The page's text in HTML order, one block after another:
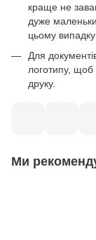
краще не
дуже
цьому
Для
логотипу, щоб
друку.
Ми